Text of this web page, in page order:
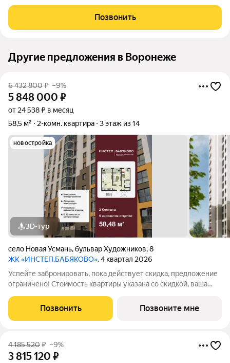
квартиру, где продумана каждая деталь для комфортной и
спокойной семейной жизни.
Позвонить
Другие предложения в Воронеже
6 432 800₽ –9%
5 848 000 ₽
от 24 538 ₽ в месяц
58,5 м²
2-комн. квартира 3 этаж из 14
новостройка
3D-тур
село Новая Усмань,бульвар Художников,8
ЖК «ИНСТЕП.БАБЯКОВО», 4 квартал 2026
Успейте забронировать, пока действует скидка, предложение
ограничено! Стоимость квартиры указана со скидкой, ваша
подробно расскажем. Просторная 2-комн. квартира с
предчистовой отделкой в ЖК "ИНСТЕП.
Позвонить Позвоните мне
4 185 520₽ –9%
3 815 120 ₽